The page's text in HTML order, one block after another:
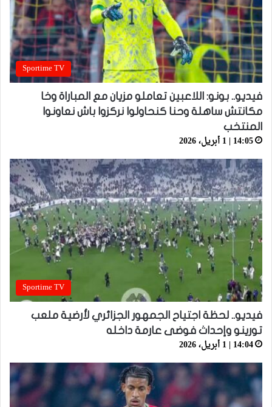
Sportime TV
فيديو.. بونو: اللاعبين تعاملو مزيان مع المباراة وخا
مكانتش ساهلة وحنا كنحاولوا نركزوا باش نعاونوا
المنتخب
14:05 | 1 أبريل، 2026
Sportime TV
فيديو.. لحظة اجتياح الجمهور الجزائري لأرضية ملعب
تورينو وإحداث فوضى عارمة داخله
14:04 | 1 أبريل، 2026